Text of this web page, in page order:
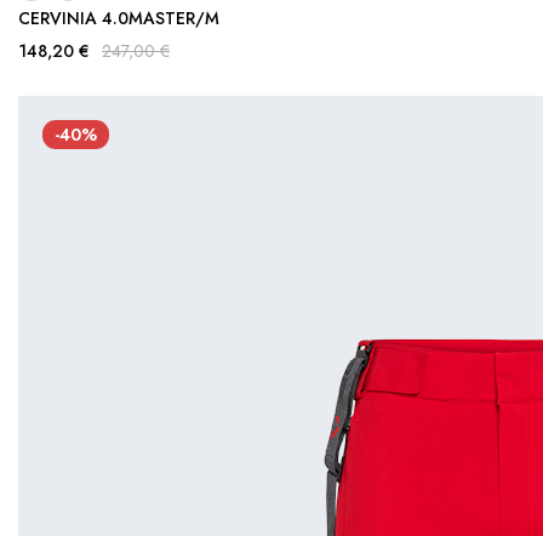
CERVINIA 4.0MASTER/M
148,20 € 247,00 €
-40%